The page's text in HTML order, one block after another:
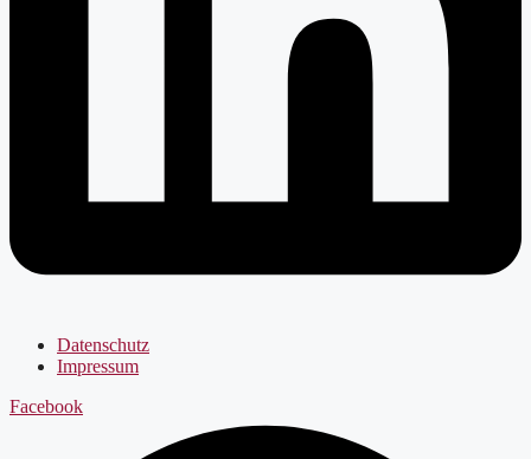
Datenschutz
Impressum
Facebook